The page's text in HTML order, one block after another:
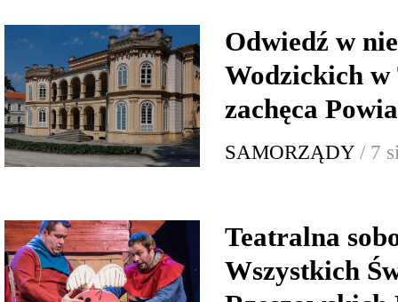
Odwiedź w
Wodzickich w
zachęca
SAMORZĄDY / 7
Teatralna
Wszystkich